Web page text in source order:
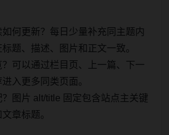
何更新？每日少量补充同主题内
题、描述、图片和正文一致。
可以通过栏目页、上一篇、下一
入更多同类页面。
？图片 alt/title 固定包含站点主关键
章标题。